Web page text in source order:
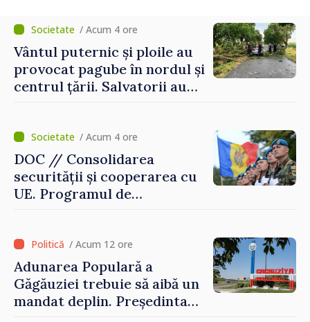
/ Acum 4 ore
Vântul puternic și ploile au
provocat pagube în nordul și
centrul țării. Salvatorii au
/ Acum 4 ore
DOC // Consolidarea
securității și cooperarea cu
UE. Programul de
perioada 2024–2034,
publicat în Monitorul Oficial
/ Acum 12 ore
Adunarea Populară a
Găgăuziei trebuie să aibă un
mandat deplin. Președinta